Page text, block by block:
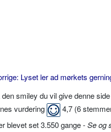
Lyset ler ad mørkets
den smiley du vil give denne side
vurdering
4,7 (6
blevet set 3.550 gange -Se og